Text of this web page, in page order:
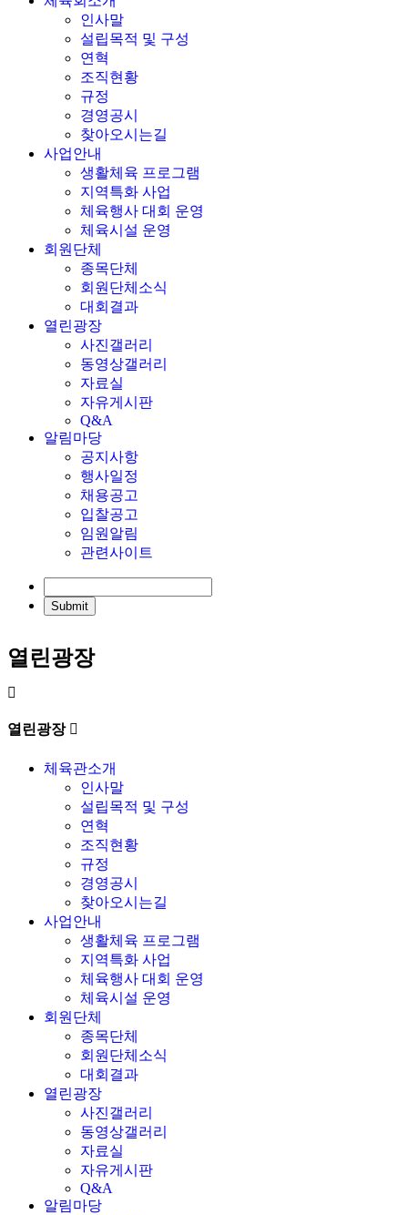
인사말
설립목적 및 구성
연혁
조직현황
규정
경영공시
찾아오시는길
사업안내
생활체육 프로그램
지역특화 사업
체육행사 대회 운영
체육시설 운영
회원단체
종목단체
회원단체소식
대회결과
열린광장
사진갤러리
동영상갤러리
자료실
자유게시판
Q&A
알림마당
공지사항
행사일정
채용공고
입찰공고
임원알림
관련사이트
열린광장
열린광장
체육관소개
인사말
설립목적 및 구성
연혁
조직현황
규정
경영공시
찾아오시는길
사업안내
생활체육 프로그램
지역특화 사업
체육행사 대회 운영
체육시설 운영
회원단체
종목단체
회원단체소식
대회결과
열린광장
사진갤러리
동영상갤러리
자료실
자유게시판
Q&A
알림마당